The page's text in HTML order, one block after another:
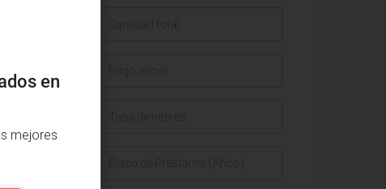
en
mejores